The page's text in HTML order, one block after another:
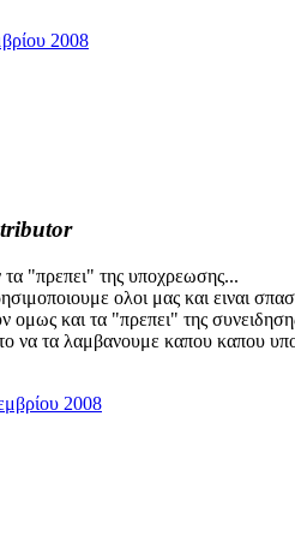
2008
"πρεπει" της υποχρεωσης...
ολοι μας και ειναι
ομως και τα "πρεπει" της
να τα λαμβανουμε καπου καπου
2008